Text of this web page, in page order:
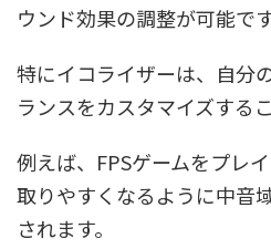
ウンド効果の調整が可能です
特にイコライザーは、自分
ランスをカスタマイズする
例えば、FPSゲームをプレ
取りやすくなるように中音
されます。